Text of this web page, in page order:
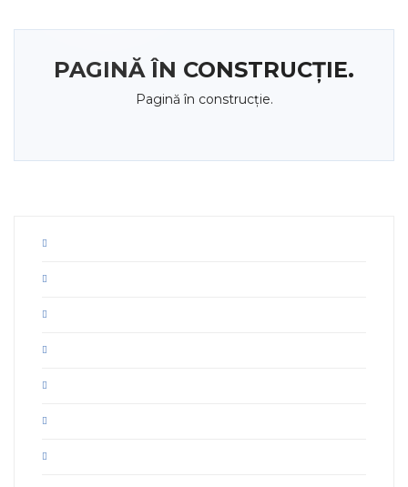
PAGINĂ ÎN CONSTRUCȚIE.
Pagină în construcție.